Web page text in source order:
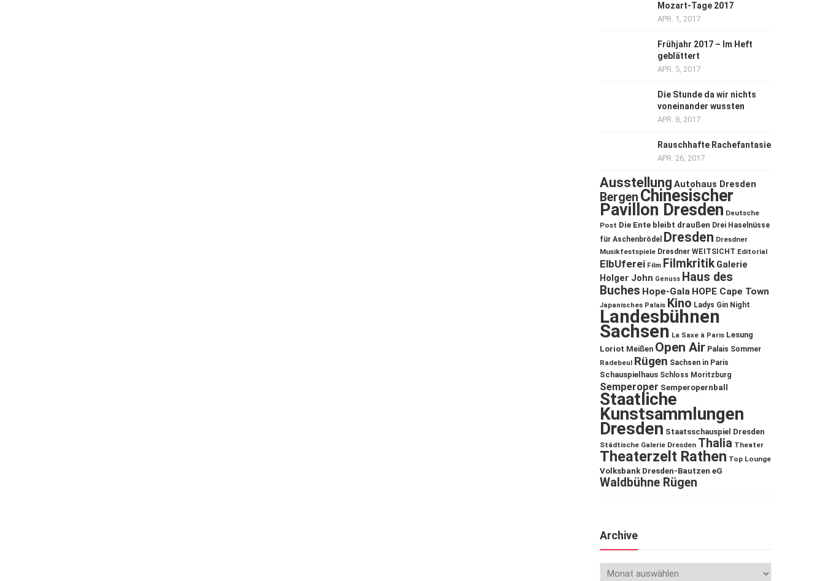
Mozart-Tage 2017
APR. 1, 2017
Frühjahr 2017 – Im Heft
geblättert
APR. 5, 2017
Die Stunde da wir nichts
voneinander wussten
APR. 8, 2017
Rauschhafte Rachefantasie
APR. 26, 2017
Ausstellung Autohaus Dresden
Bergen Chinesischer
Pavillon Dresden Deutsche
Post Die Ente bleibt draußen Drei Haselnüsse
für Aschenbrödel
Dresden Dresdner
Musikfestspiele Dresdner WEITSICHT Editorial
ElbUferei Film Filmkritik Galerie
Holger John Genuss Haus des
Buches Hope-Gala HOPE Cape Town
Japanisches Palais Kino Ladys Gin Night
Landesbühnen
Sachsen La Saxe à Paris Lesung
Loriot Meißen Open Air Palais Sommer
Radebeul Rügen Sachsen in Paris
Schauspielhaus Schloss Moritzburg
Semperoper Semperopernball
Staatliche
Kunstsammlungen
Dresden Staatsschauspiel Dresden
Städtische Galerie Dresden Thalia Theater
Theaterzelt Rathen Top Lounge
Volksbank Dresden-Bautzen eG
Waldbühne Rügen
Archive